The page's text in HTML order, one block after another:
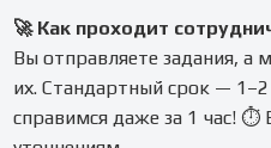
🚀 Как проходит
Вы отправляете задания, а
их. Стандартный срок —
справимся даже за 1 час! ⏱